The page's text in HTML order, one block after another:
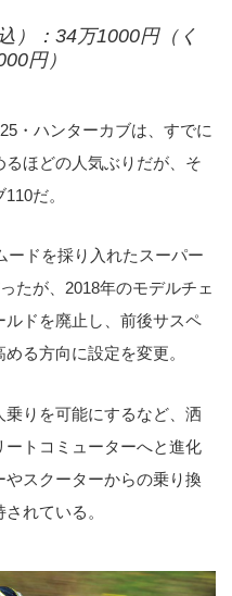
）：34万1000円（く
円）
・ハンターカブは、すでに
ほどの人気ぶりだが、そ
だ。
ードを採り入れたスーパー
たが、2018年のモデルチェ
ルドを廃止し、前後サスペ
る方向に設定を変更。
りを可能にするなど、洒
トコミューターへと進化
やスクーターからの乗り換
れている。